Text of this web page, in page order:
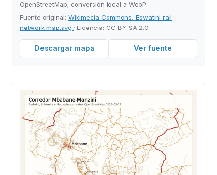
OpenStreetMap; conversión local a WebP.
Fuente original: Wikimedia Commons, Eswatini rail
network map.svg · Licencia: CC BY-SA 2.0
Descargar mapa Ver fuente